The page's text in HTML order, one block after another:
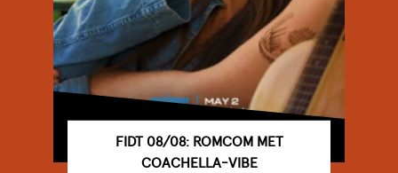
FIDT 08/08: ROMCOM MET
COACHELLA-VIBE